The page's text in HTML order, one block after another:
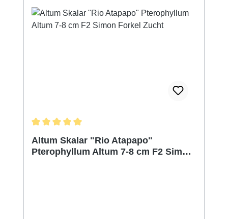
Altum Skalar "Rio Atapapo"
Pterophyllum Altum 7-8 cm F2 Simon